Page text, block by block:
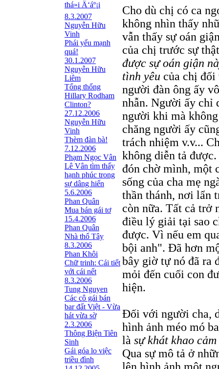
thá»i Ä‘áº¡i
8.3.2007
Nguyễn Hữu
Vinh
Phái yếu mạnh
quá!
30.1.2007
Nguyễn Hữu
Liêm
Tổng thống
Hillary Rodham
Clinton?
27.12.2006
Nguyễn Hữu
Vinh
Thèm đàn bà!
7.12.2006
Phạm Ngọc Vân
Lê Vân tìm thấy
hạnh phúc trong
sự dâng hiến
5.6.2006
Phan Quân
Mua bán gái tơ
15.4.2006
Phan Quân
Nhà thổ Tây
8.3.2006
Phan Khôi
Chữ trinh: Cái tiết
với cái nết
8.3.2006
Tung Nguyen
Các cô gái bán
bar đất Việt - Vừa
hát vừa sờ
2.3.2006
Thông Biện Tiên
Sinh
Gái góa lo việc
triều đình
Cho dù chị có ca
không nhìn thấy
vẫn thấy sự oán
của chị trước sự
được sự oán giận
tình yêu của chị đối
người đàn ông ấy
nhẫn. Người ấy chỉ
người khi mà
chăng người ấy
trách nhiệm v.v...
không diễn tả
đón chờ mình, một
sống của cha mẹ
thần thánh, nơi lẩn
còn nữa. Tất cả trở
điều lý giải tại sao
được. Vì nếu em
bội anh". Đã hơn
bây giờ tự nó đã ra
mỏi đến cuối con
hiện.
Đối với người cha,
hình ảnh méo mó
là sự khát khao
Qua sự mô tả ở